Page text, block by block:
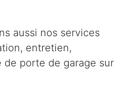
aussi nos services
entretien,
de porte de garage sur